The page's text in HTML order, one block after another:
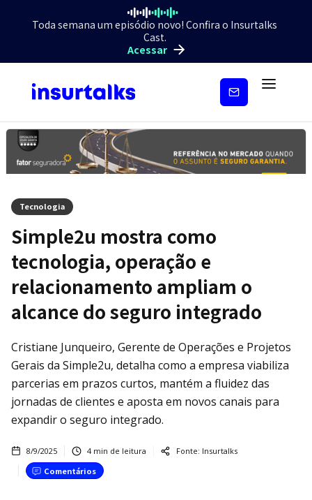
Toda semana um episódio novo! Confira o Insurtalks
Cast.
Acessar
Inscreva-
Tecnologia
Simple2u mostra como
tecnologia, operação e
relacionamento ampliam o
alcance do seguro integrado
Cristiane Junqueiro, Gerente de Operações e Projetos
Gerais da Simple2u, detalha como a empresa viabiliza
parcerias em prazos curtos, mantém a fluidez das
jornadas de clientes e aposta em novos canais para
expandir o seguro integrado.
8/9/2025 4min de leitura Fonte: Insurtalks
Comentários